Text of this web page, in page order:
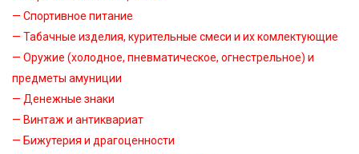
— Спортивное питание
— Табачные изделия, курительные смеси и их комлектующие
— Оружие (холодное, пневматическое, огнестрельное) и
предметы амуниции
— Денежные знаки
— Винтаж и антиквариат
— Бижутерия и драгоценности